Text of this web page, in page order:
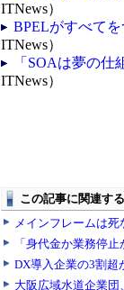
ITNews）
BPELがすべて
ITNews）
「SOAは夢の
ITNews）